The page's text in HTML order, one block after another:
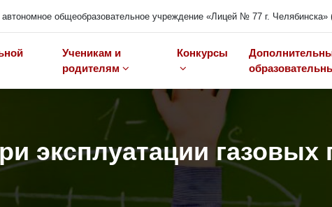
общеобразовательное учреждение «Лицей № 77 г.
Ученикам и
родителям
Конкурсы
эксплуатации газовых